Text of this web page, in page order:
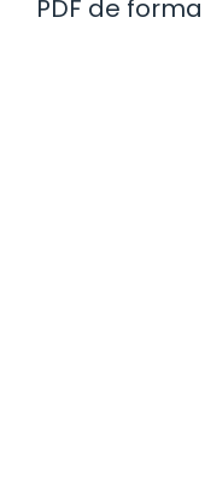
PDF de